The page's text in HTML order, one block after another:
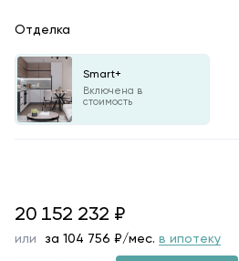
Отделка
Smart+
Включена в
стоимость
20152232
20 152 232 ₽
или за 104 756 ₽/мес. в ипотеку